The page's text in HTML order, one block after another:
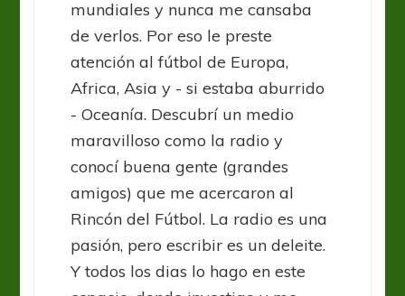
mundiales y nunca me cansaba
de verlos. Por eso le preste
atención al fútbol de Europa,
Africa, Asia y - si estaba aburrido
- Oceanía. Descubrí un medio
maravilloso como la radio y
conocí buena gente (grandes
amigos) que me acercaron al
Rincón del Fútbol. La radio es una
pasión, pero escribir es un deleite.
Y todos los dias lo hago en este